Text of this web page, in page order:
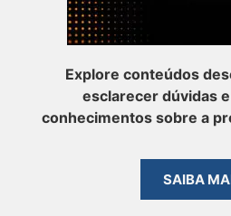
Explore conteúdos
esclarecer dúvidas
conhecimentos sobre a
SAIBA